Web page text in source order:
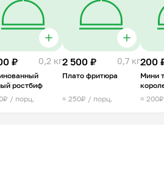
₽ 0,2 кг
ростбиф
/ порц.
2 500 ₽ 0,7 кг
Плато фритюра
≈ 250₽ / порц.
200
Мини
≈